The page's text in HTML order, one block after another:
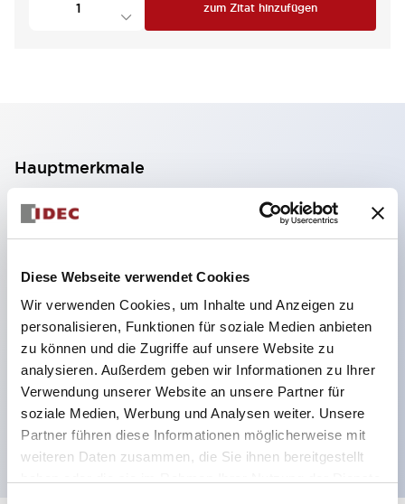
Diese Webseite verwendet Cookies
Wir verwenden Cookies, um Inhalte und Anzeigen zu
personalisieren, Funktionen für soziale Medien anbieten
zu können und die Zugriffe auf unsere Website zu
analysieren. Außerdem geben wir Informationen zu Ihrer
Verwendung unserer Website an unsere Partner für
soziale Medien, Werbung und Analysen weiter. Unsere
Partner führen diese Informationen möglicherweise mit
weiteren Daten zusammen, die Sie ihnen bereitgestellt
zum Zitat hinzufügen
Hauptmerkmale
2-Kontakt-Block mit 2 Stufen, ermöglicht eine 4-
Kontakt-Konfiguration (Gewährleistung der
Isolierung zwischen den 2 Kontakten).
59,9 mm (※ 22-stufiger Kontaktblock).
Platzsparendes Design möglich.
Sicherheitsstruktur der 3. Generation: 2-Aktions-
Freisetzung, integrierter Schutz, IP20-
Fingerschutzstruktur